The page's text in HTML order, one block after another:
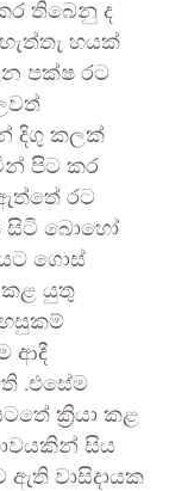
තිබෙනු ද
හයක්
පක්ෂ රට
දිගු කලක්
පිට කර
රට
සිටි බොහෝ
ගොස්
යුතු
ආදී
.එසේම
ක්‍රියා කළ
සිය
වාසිදායක